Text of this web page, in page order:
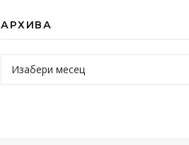
АРХИВА
Архива